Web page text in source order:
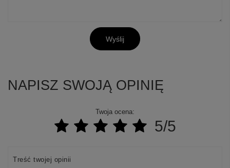
+2
Zobacz więcej
Wyślij
NAPISZ SWOJĄ OPINIĘ
Twoja ocena:
5/5
Treść twojej opinii